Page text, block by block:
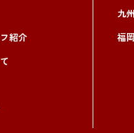
紹介
九
福